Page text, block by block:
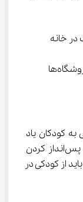
کودکان یاد
دادن پس‌انداز کردن به آن‌ها است؛ چرا که پس‌انداز کردن
مالی می‌باشد که باید از کودکی در